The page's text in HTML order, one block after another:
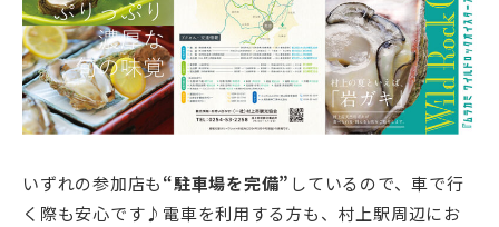
いずれの参加店も“駐車場を完備” しているので、車で行
く際も安心です♪電車を利用する方も、村上駅周辺にお